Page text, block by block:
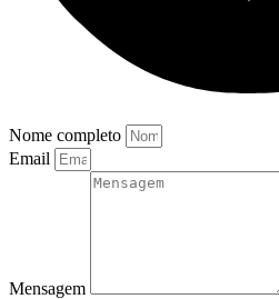
Nome completo
Email
Mensagem